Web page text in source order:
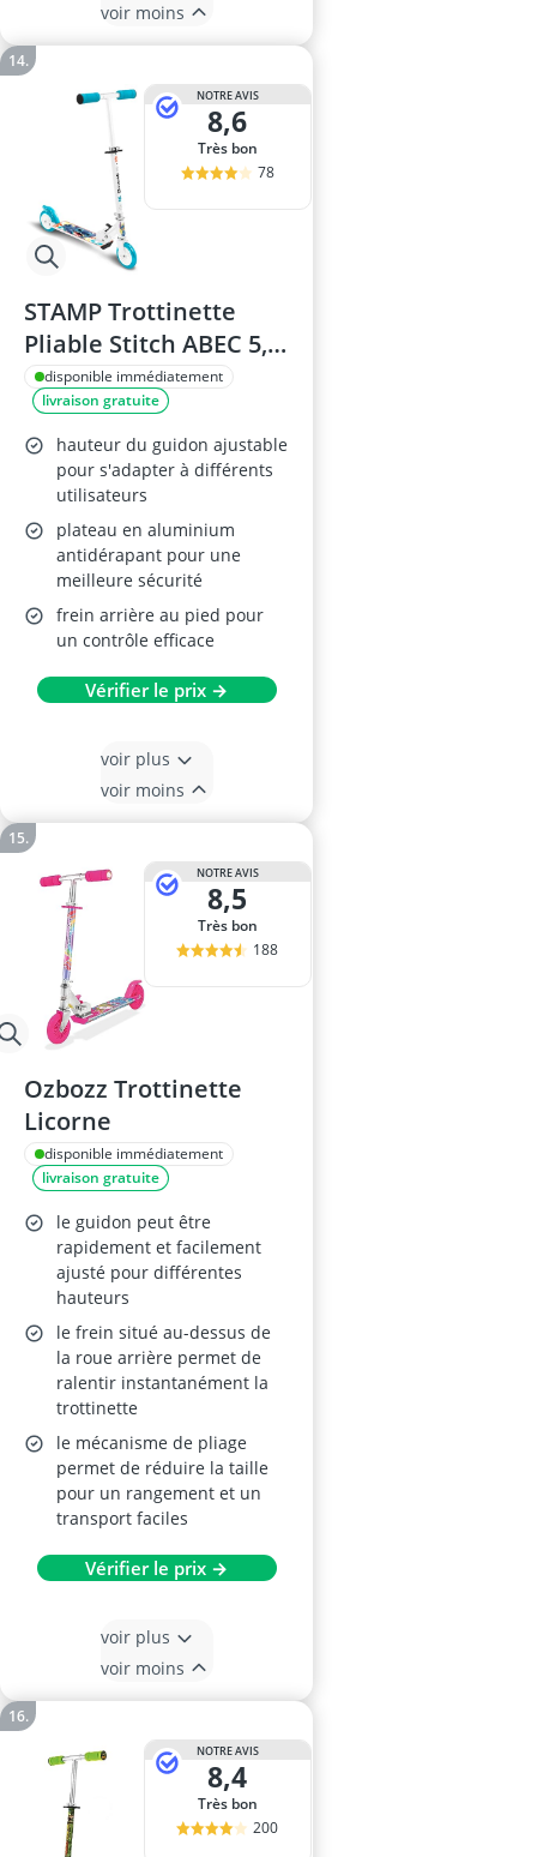
voir moins
NOTRE AVIS
8,6
Très bon
78
STAMP Trottinette
Pliable Stitch ABEC 5,
Bleu
disponible immédiatement
livraison gratuite
hauteur du guidon ajustable
pour s'adapter à différents
utilisateurs
plateau en aluminium
antidérapant pour une
meilleure sécurité
frein arrière au pied pour
un contrôle efficace
Vérifier le prix →
voir plus
voir moins
NOTRE AVIS
8,5
Très bon
188
Ozbozz Trottinette
Licorne
disponible immédiatement
livraison gratuite
le guidon peut être
rapidement et facilement
ajusté pour différentes
hauteurs
le frein situé au-dessus de
la roue arrière permet de
ralentir instantanément la
trottinette
le mécanisme de pliage
permet de réduire la taille
pour un rangement et un
transport faciles
Vérifier le prix →
voir plus
voir moins
NOTRE AVIS
8,4
Très bon
200